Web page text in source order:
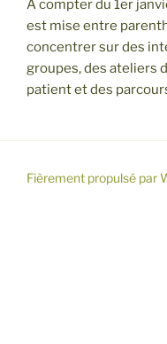
A compter du 1er
est mise entre
concentrer sur des
groupes, des ateliers
patient et des
Fièrement propulsé par